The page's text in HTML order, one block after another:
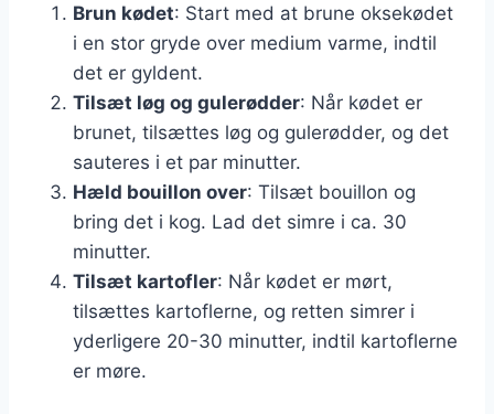
Brun kødet: Start med at brune oksekødet
i en stor gryde over medium varme, indtil
det er gyldent.
Tilsæt løg og gulerødder: Når kødet er
brunet, tilsættes løg og gulerødder, og det
sauteres i et par minutter.
Hæld bouillon over: Tilsæt bouillon og
bring det i kog. Lad det simre i ca. 30
minutter.
Tilsæt kartofler: Når kødet er mørt,
tilsættes kartoflerne, og retten simrer i
yderligere 20-30 minutter, indtil kartoflerne
er møre.